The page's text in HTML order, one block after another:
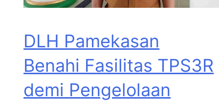
DLH Pamekasan
Benahi Fasilitas TPS3R
demi Pengelolaan